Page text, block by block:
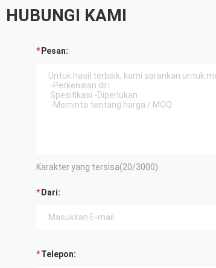
HUBUNGI KAMI
Pesan:
Karakter yang tersisa(20/3000)
Dari:
Telepon: